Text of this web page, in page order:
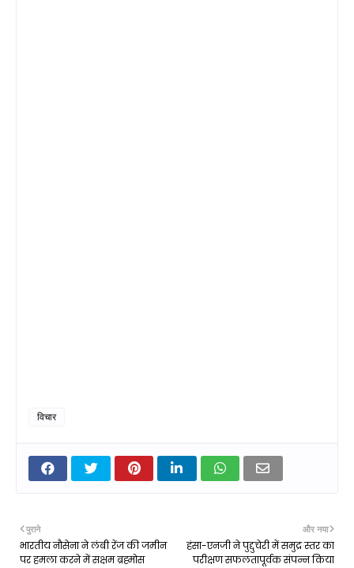
विचार
और नया
हंसा-एनजी ने पुद्दुचेरी में समुद्र स्तर का
परीक्षण सफलतापूर्वक संपन्न किया
पुराने
भारतीय नौसेना ने लंबी रेंज की जमीन
पर हमला करने में सक्षम ब्रह्मोस